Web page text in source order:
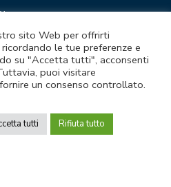
a direzione e
Lazio
26 A - 00184 Roma
sito Web per offrirti
le tue preferenze e
su "Accetta tutti", acconsenti
puoi visitare
un consenso controllato.
tutti Rifiuta tutto